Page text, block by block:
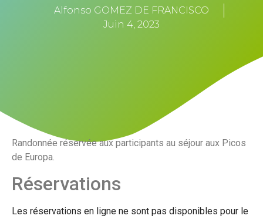
Alfonso GOMEZ DE FRANCISCO
Juin 4, 2023
Randonnée réservée aux participants au séjour aux Picos
de Europa.
Réservations
Les réservations en ligne ne sont pas disponibles pour le